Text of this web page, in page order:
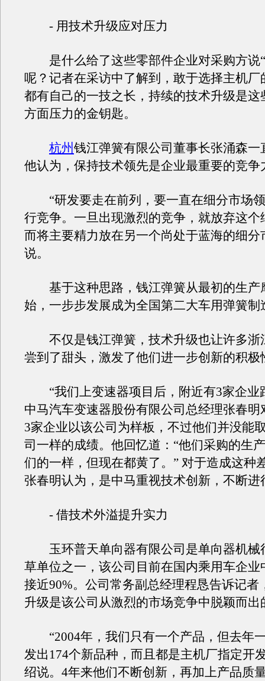
- 用技术升级应对压力
是什么给了这些零部件企业对采购方说“
呢？记者在采访中了解到，敢于选择主机厂
都有自己的一技之长，持续的技术升级是这
方面压力的金钥匙。
杭州钱江弹簧有限公司董事长张涌森一
他认为，保持技术领先是企业最重要的竞争
“研发要走在前列，要一直在细分市场
行竞争。一旦出现激烈的竞争，就放弃这个
而将主要精力放在另一个尚处于蓝海的细分
说。
基于这种思路，钱江弹簧从最初的生产
始，一步步发展成为全国第二大车用弹簧制
不仅是钱江弹簧，技术升级也让许多浙
尝到了甜头，激发了他们进一步创新的积极
“我们上变速器项目后，附近有3家企业
中马汽车变速器股份有限公司总经理张春明
3家企业以该公司为样板，不过他们并没能
司一样的成绩。他回忆道：“他们采购的生
们的一样，但现在都黄了。” 对于造成这种
张春明认为，是中马重视技术创新，不断进
- 借技术外溢提升实力
玉环普天单向器有限公司是单向器机械
草单位之一，该公司目前在国内乘用车企业
接近90%。公司常务副总经理程恳告诉记者
升级是该公司从激烈的市场竞争中脱颖而出
“2004年，我们只有一个产品，但去年
发出174个新品种，而且都是主机厂指定开
绍说。4年来他们不断创新，再加上产品质